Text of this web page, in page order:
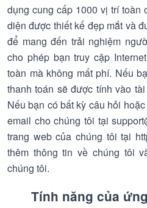
dụng cung cấp 1000 vị trí toàn
diện được thiết kế đẹp mắt và
để mang đến trải nghiệm
cho phép bạn truy cập
toàn mà không mất phí. Nếu
thanh toán sẽ được tính vào
Nếu bạn có bất kỳ câu hỏi
email cho chúng tôi tại
trang web của chúng tôi tại
thêm thông tin về chúng tôi
chúng tôi.
Tính năng của